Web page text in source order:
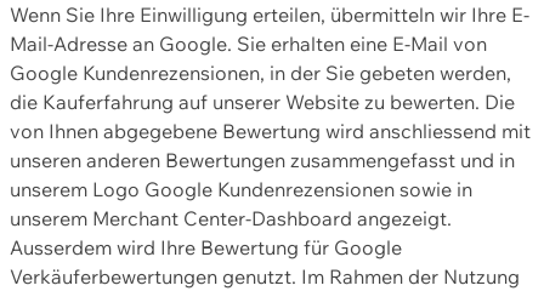
Wenn Sie Ihre Einwilligung erteilen, übermitteln wir Ihre E-
Mail-Adresse an Google. Sie erhalten eine E-Mail von
Google Kundenrezensionen, in der Sie gebeten werden,
die Kauferfahrung auf unserer Website zu bewerten. Die
von Ihnen abgegebene Bewertung wird anschliessend mit
unseren anderen Bewertungen zusammengefasst und in
unserem Logo Google Kundenrezensionen sowie in
unserem Merchant Center-Dashboard angezeigt.
Ausserdem wird Ihre Bewertung für Google
Verkäuferbewertungen genutzt. Im Rahmen der Nutzung